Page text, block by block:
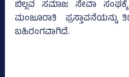
ಬಿಲ್ಲವ ಸಮಾಜ ಸೇವಾ
ಮಂಜೂರಾತಿ ಪ್ರಸ್ತಾವನೆಯನ್ನು
ಬಹಿರಂಗವಾಗಿದೆ.